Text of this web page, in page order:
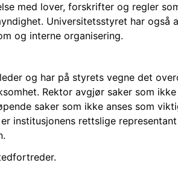
med lover, forskrifter og regler
Universitetsstyret har også
og interne organisering.
og har på styrets vegne det
Rektor avgjør saker som
saker som ikke anses som
institusjonens rettslige